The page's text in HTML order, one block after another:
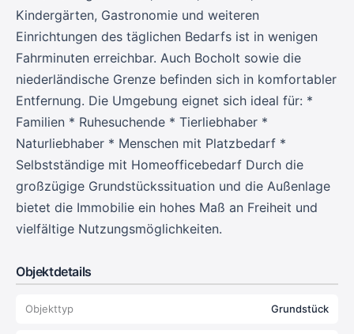
Kindergärten, Gastronomie und weiteren
Einrichtungen des täglichen Bedarfs ist in wenigen
Fahrminuten erreichbar. Auch Bocholt sowie die
niederländische Grenze befinden sich in komfortabler
Entfernung. Die Umgebung eignet sich ideal für: *
Familien * Ruhesuchende * Tierliebhaber *
Naturliebhaber * Menschen mit Platzbedarf *
Selbstständige mit Homeofficebedarf Durch die
großzügige Grundstückssituation und die Außenlage
bietet die Immobilie ein hohes Maß an Freiheit und
vielfältige Nutzungsmöglichkeiten.
Objektdetails
Objekttyp Grundstück